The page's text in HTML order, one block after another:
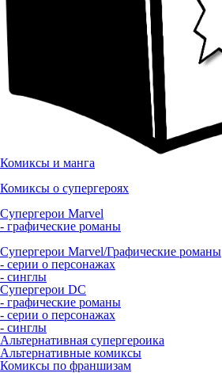
Комиксы и манга
Комиксы о супергероях
Супергерои Marvel
- графические романы
Супергерои Marvel/Графические романы
- серии о персонажах
- синглы
Супергерои DC
- графические романы
- серии о персонажах
- синглы
Альтернативная супергероика
Альтернативные комиксы
Комиксы по франшизам